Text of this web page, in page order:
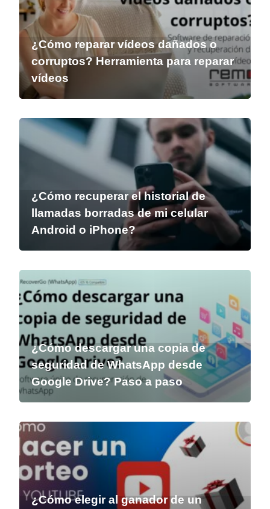
¿Cómo reparar vídeos dañados o
corruptos? Herramienta para reparar
vídeos
¿Cómo recuperar el historial de
llamadas borradas de mi celular
Android o iPhone?
¿Cómo descargar una copia de
seguridad de WhatsApp desde
Google Drive? Paso a paso
¿Cómo elegir al ganador de un